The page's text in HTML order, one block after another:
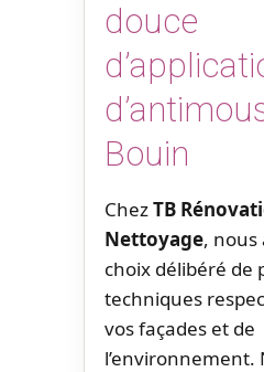
douce
Bouin
ChezTB
Nettoyage, nous
choix délibéré de
techniques
vos façades et de
l’environnement.